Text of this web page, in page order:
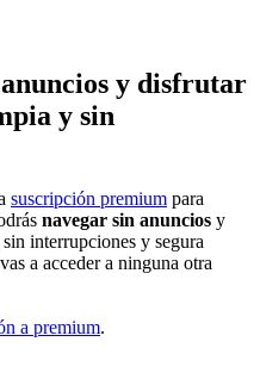
y disfrutar
y sin
suscripción premium para
navegar sin anuncios y
interrupciones y segura
a acceder a ninguna otra
a premium.